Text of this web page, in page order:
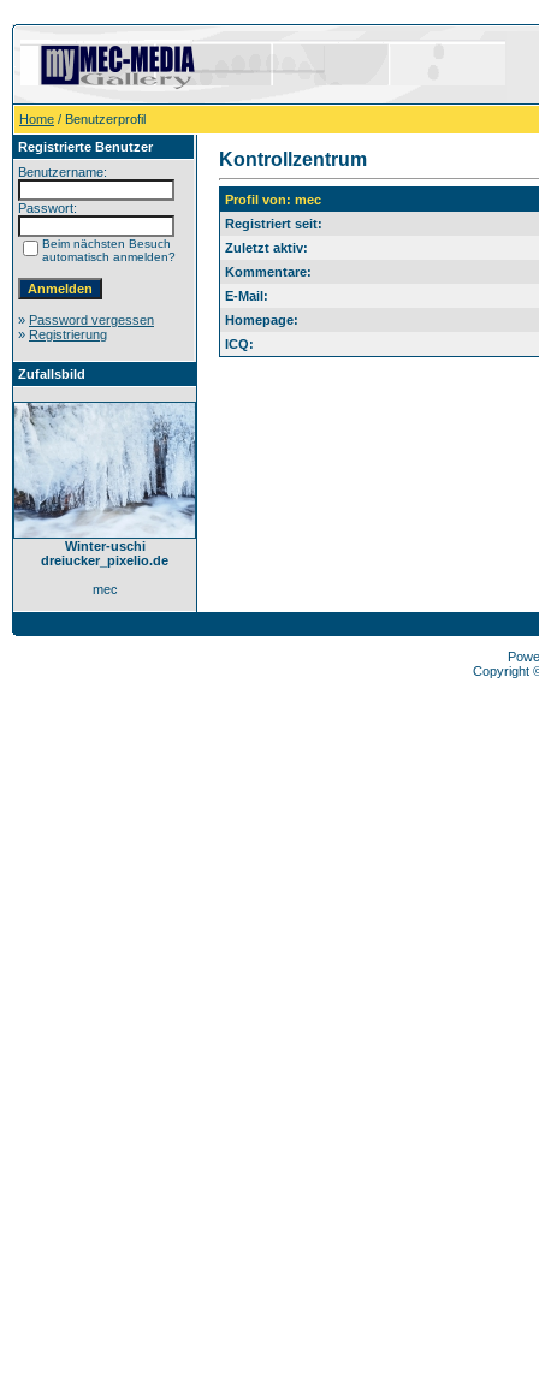
Home / Benutzerprofil
Registrierte Benutzer
Benutzername:
Passwort:
Beim nächsten Besuch
automatisch anmelden?
» Password vergessen
» Registrierung
Zufallsbild
Winter-uschi
dreiucker_pixelio.de
mec
Kontrollzentrum
Profil von: mec
Registriert seit:
Zuletzt aktiv:
Kommentare:
E-Mail:
Homepage:
ICQ:
Copyright